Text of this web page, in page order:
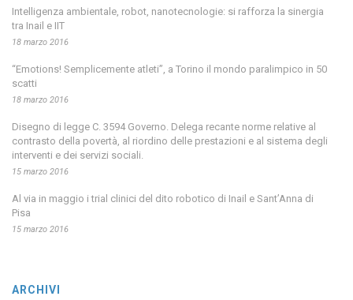
Intelligenza ambientale, robot, nanotecnologie: si rafforza la sinergia
tra Inail e IIT
18 marzo 2016
“Emotions! Semplicemente atleti”, a Torino il mondo paralimpico in 50
scatti
18 marzo 2016
Disegno di legge C. 3594 Governo. Delega recante norme relative al
contrasto della povertà, al riordino delle prestazioni e al sistema degli
interventi e dei servizi sociali.
15 marzo 2016
Al via in maggio i trial clinici del dito robotico di Inail e Sant’Anna di
Pisa
15 marzo 2016
ARCHIVI